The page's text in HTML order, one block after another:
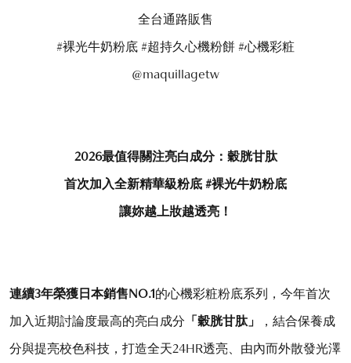
全台通路販售
#裸光牛奶粉底 #超持久心機粉餅 #心機彩粧
@maquillagetw
2026最值得關注亮白成分：穀胱甘肽
首次加入全新精華級粉底 #裸光牛奶粉底
讓妳越上妝越透亮！
連續3年榮獲日本銷售NO.1的心機彩粧粉底系列，今年首次
加入近期討論度最高的亮白成分 「穀胱甘肽」
，結合保養成
分與提亮校色科技，打造全天24HR透亮、由內而外散發光澤